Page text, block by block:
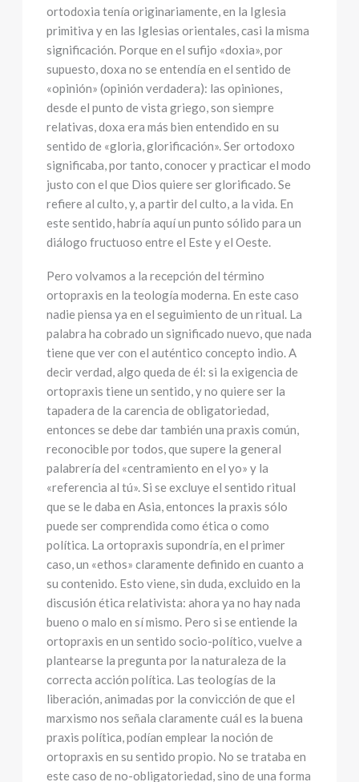
ortodoxia tenía originariamente, en la Iglesia
primitiva y en las Iglesias orientales, casi la misma
significación. Porque en el sufijo «doxia», por
supuesto, doxa no se entendía en el sentido de
«opinión» (opinión verdadera): las opiniones,
desde el punto de vista griego, son siempre
relativas, doxa era más bien entendido en su
sentido de «gloria, glorificación». Ser ortodoxo
significaba, por tanto, conocer y practicar el modo
justo con el que Dios quiere ser glorificado. Se
refiere al culto, y, a partir del culto, a la vida. En
este sentido, habría aquí un punto sólido para un
diálogo fructuoso entre el Este y el Oeste.
Pero volvamos a la recepción del término
ortopraxis en la teología moderna. En este caso
nadie piensa ya en el seguimiento de un ritual. La
palabra ha cobrado un significado nuevo, que nada
tiene que ver con el auténtico concepto indio. A
decir verdad, algo queda de él: si la exigencia de
ortopraxis tiene un sentido, y no quiere ser la
tapadera de la carencia de obligatoriedad,
entonces se debe dar también una praxis común,
reconocible por todos, que supere la general
palabrería del «centramiento en el yo» y la
«referencia al tú». Si se excluye el sentido ritual
que se le daba en Asia, entonces la praxis sólo
puede ser comprendida como ética o como
política. La ortopraxis supondría, en el primer
caso, un «ethos» claramente definido en cuanto a
su contenido. Esto viene, sin duda, excluido en la
discusión ética relativista: ahora ya no hay nada
bueno o malo en sí mismo. Pero si se entiende la
ortopraxis en un sentido socio-político, vuelve a
plantearse la pregunta por la naturaleza de la
correcta acción política. Las teologías de la
liberación, animadas por la convicción de que el
marxismo nos señala claramente cuál es la buena
praxis política, podían emplear la noción de
ortopraxis en su sentido propio. No se trataba en
este caso de no-obligatoriedad, sino de una forma